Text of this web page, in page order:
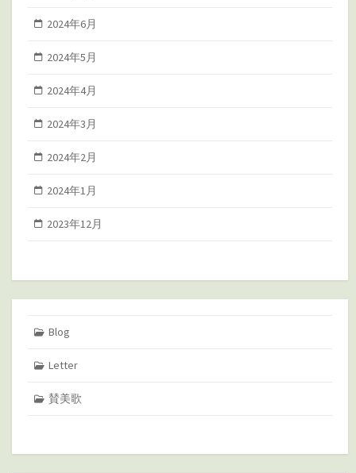
2024年6月
2024年5月
2024年4月
2024年3月
2024年2月
2024年1月
2023年12月
Blog
Letter
賛美歌